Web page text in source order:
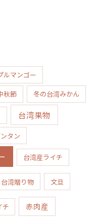
ルマンゴー
秋節 冬の台湾みかん
台湾果物
タン
台湾産ライチ
台湾贈り物 文旦
チ 赤肉産